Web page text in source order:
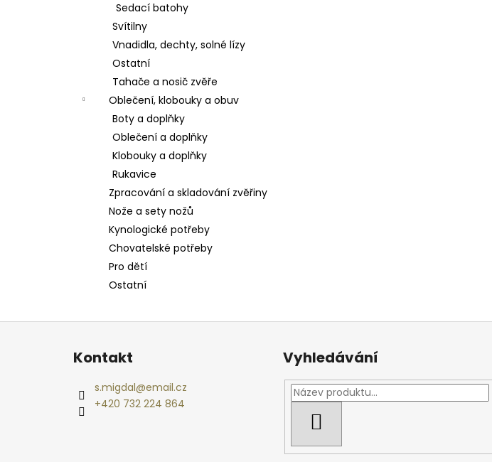
Sedací batohy
Svítilny
Vnadidla, dechty, solné lízy
Ostatní
Tahače a nosič zvěře
Oblečení, klobouky a obuv
Boty a doplňky
Oblečení a doplňky
Klobouky a doplňky
Rukavice
Zpracování a skladování zvěřiny
Nože a sety nožů
Kynologické potřeby
Chovatelské potřeby
Pro dětí
Ostatní
Z
Kontakt
s.migdal@email.cz
+420 732 224 864
Vyhledávání